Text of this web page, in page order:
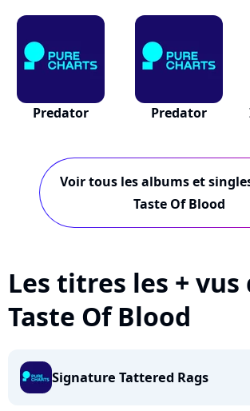
Predator Predator
Voir tous les albums et
Taste Of Blood
Les titres les + vus
Taste Of Blood
Signature Tattered Rags